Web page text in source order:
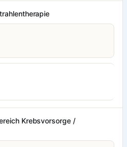
Krebsvorsorge /